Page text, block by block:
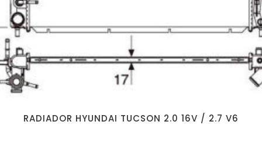
RADIADOR HYUNDAI TUCSON 2.0 16V / 2.7 V6